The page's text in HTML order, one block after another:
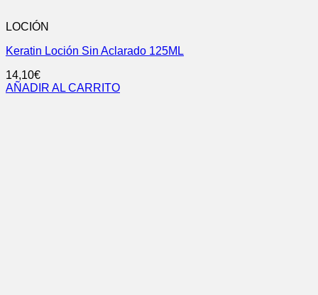
LOCIÓN
Keratin Loción Sin Aclarado 125ML
14,10€
AÑADIR AL CARRITO